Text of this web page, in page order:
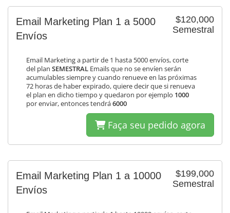
$120,000
Semestral
Email Marketing Plan 1 a 5000
Envíos
Email Marketing a partir de 1 hasta 5000 envíos, corte
del plan SEMESTRAL Emails que no se envíen serán
acumulables siempre y cuando renueve en las próximas
72 horas de haber expirado, quiere decir que si renueva
el plan en dicho tiempo y quedaron por ejemplo 1000
por enviar, entonces tendrá6000
Faça seu pedido agora
$199,000
Semestral
Email Marketing Plan 1 a 10000
Envíos